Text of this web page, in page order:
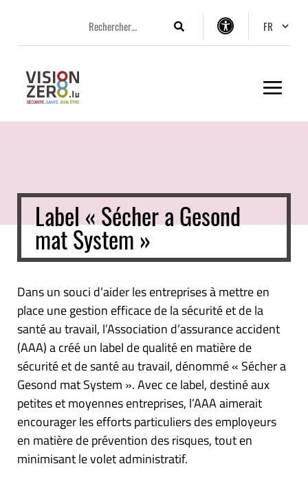
menu
contenu
pied
Rechercher
Options
Label « Sécher a Gesond
mat System »
Dans un souci d’aider les entreprises à mettre en
place une gestion efficace de la sécurité et de la
santé au travail, l’Association d’assurance accident
(AAA) a créé un label de qualité en matière de
sécurité et de santé au travail, dénommé « Sécher a
Gesond mat System ». Avec ce label, destiné aux
petites et moyennes entreprises, l’AAA aimerait
encourager les efforts particuliers des employeurs
en matière de prévention des risques, tout en
minimisant le volet administratif.